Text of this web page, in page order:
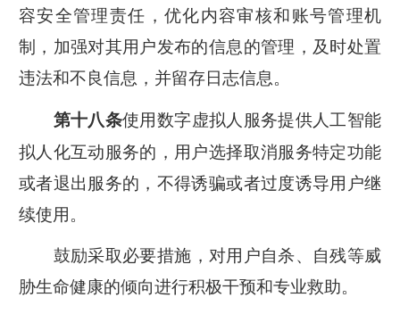
容安全管理责任，优化内容审核和账号管理机
制，加强对其用户发布的信息的管理，及时处置
违法和不良信息，并留存日志信息。
第十八条使用数字虚拟人服务提供人工智能
拟人化互动服务的，用户选择取消服务特定功能
或者退出服务的，不得诱骗或者过度诱导用户继
续使用。
鼓励采取必要措施，对用户自杀、自残等威
胁生命健康的倾向进行积极干预和专业救助。